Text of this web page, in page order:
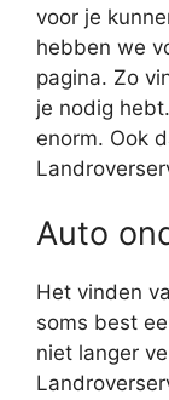
voor je
hebben we
pagina. Zo
je nodig
enorm. Ook
Auto
Het vinden
soms best
niet langer